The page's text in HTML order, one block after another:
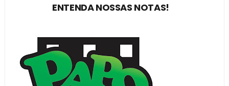
ENTENDA NOSSAS NOTAS!